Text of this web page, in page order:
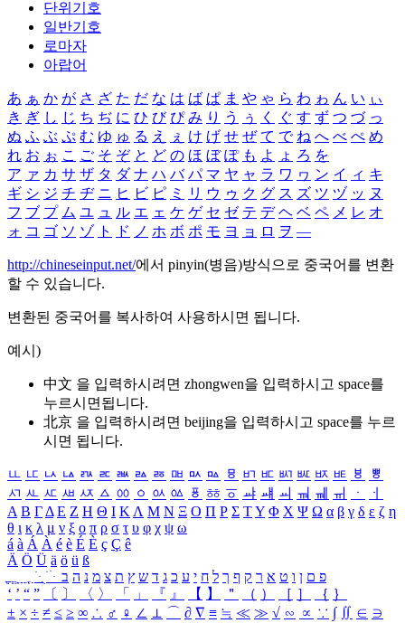
단위기호
일반기호
로마자
아랍어
あ ぁ か が さ ざ た だ な は ば ぱ ま や ゃ ら わ ゎ ん い ぃ
き ぎ し じ ち ぢ に ひ び ぴ み り う ぅ く ぐ す ず つ づ っ
ぬ ふ ぶ ぷ む ゆ ゅ る え ぇ け げ せ ぜ て で ね へ べ ぺ め
れ お ぉ こ ご そ ぞ と ど の ほ ぼ ぽ も よ ょ ろ を
ア ァ カ サ ザ タ ダ ナ ハ バ パ マ ヤ ャ ラ ワ ヮ ン イ ィ キ
ギ シ ジ チ ヂ ニ ヒ ビ ピ ミ リ ウ ゥ ク グ ス ズ ツ ヅ ッ ヌ
フ ブ プ ム ユ ュ ル エ ェ ケ ゲ セ ゼ テ デ ヘ ベ ペ メ レ オ
ォ コ ゴ ソ ゾ ト ド ノ ホ ボ ポ モ ヨ ョ ロ ヲ ―
http://chineseinput.net/에서 pinyin(병음)방식으로 중국어를 변환
할 수 있습니다.
변환된 중국어를 복사하여 사용하시면 됩니다.
예시)
中文 을 입력하시려면 zhongwen을 입력하시고 space를
누르시면됩니다.
北京 을 입력하시려면 beijing을 입력하시고 space를 누르
시면 됩니다.
ㅥ ㅦ ㅧ ㅨ ㅩ ㅪ ㅫ ㅬ ㅭ ㅮ ㅯ ㅰ ㅱ ㅲ ㅳ ㅴ ㅵ ㅶ ㅷ ㅸ
ㅹ
ㅺ ㅻ ㅼ ㅽ ㅾ ㅿ ㆀ ㆁ ㆂ ㆃ ㆄ ㆅ ㆆ ㆇ ㆈ ㆉ ㆊ ㆋ ㆌ ㆍ
ㆎ
Α Β ΓΔ Ε Ζ Η Θ Ι ΚΛ Μ Ν Ξ Ο Π Ρ Σ ΤΥ Φ Χ Ψ Ω α β γ δ ε ζ η
θ ι κ λ μ ν ξ ο π ρ σ τ υ φ χ ψ ω
á à Á À é è É È ç Ç ê
Ä Ö Ü ä ö ü ß
ִֶֹ ֻּ ׁׂ פ ם ן ו ט א ר ק ף ך ל ח י ע כ ג ד ש ץ ת צ מ נ ה ב
‘ ’ “ ” 〔 〕 〈 〉 「 」 『 』 【 】 ＂ （ ） ［ ］ ｛ ｝
± × ÷ ≠ ≤ ≥ ∞ ∴ ♂ ♀ ∠ ⊥ ⌒ ∂ ∇ ≡ ≒ ≪ ≫ √ ∽ ∝ ∵ ∫ ∬ ∈ ∋